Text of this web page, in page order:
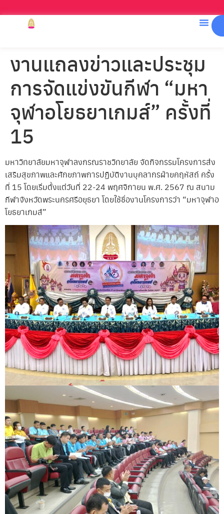
งานแถลงข่าวและประชุม
การจัดแข่งขันกีฬา “มหา
จุฬาอโยธยาเกมส์” ครั้งที่
15
มหาวิทยาลัยมหาจุฬาลงกรณราชวิทยาลัย จัดกิจกรรมโครงการส่ง
เสริมสุขภาพและศักยภาพการปฏิบัติงานบุคลากรฝ่ายคฤหัสถ์ ครั้ง
ที่ 15 โดยเริ่มตั้งแต่วันที่ 22-24 พฤศจิกายน พ.ศ. 2567 ณ สนาม
กีฬาจังหวัดพระนครศรีอยุธยา โดยใช้ชื่องานโครงการว่า “มหาจุฬาอ
โยธยาเกมส์”